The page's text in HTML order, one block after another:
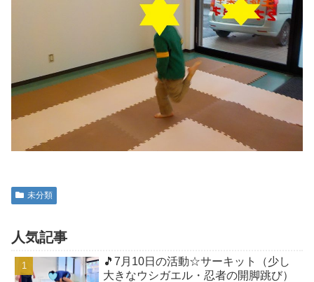
未分類
人気記事
🎵7月10日の活動☆サーキット（少し
大きなウシガエル・忍者の開脚跳び）